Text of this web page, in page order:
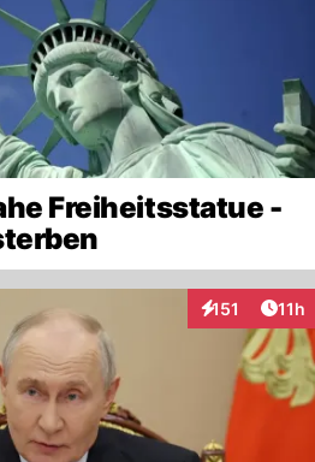
Freiheitsstatue -
151
Interaktionen
11h